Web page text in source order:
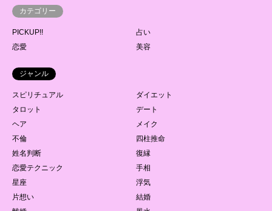
カテゴリー
PICKUP!!
占い
恋愛
美容
ジャンル
スピリチュアル
ダイエット
タロット
デート
ヘア
メイク
不倫
四柱推命
姓名判断
復縁
恋愛テクニック
手相
星座
浮気
片想い
結婚